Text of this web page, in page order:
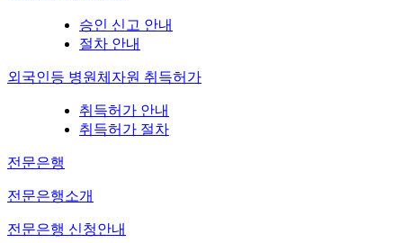
승인 신고 안내
절차 안내
외국인등 병원체자원 취득허가
취득허가 안내
취득허가 절차
전문은행
전문은행소개
전문은행 신청안내